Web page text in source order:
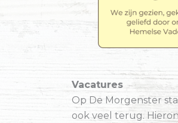
Vacatures
Op De Morgenster
ook veel terug.